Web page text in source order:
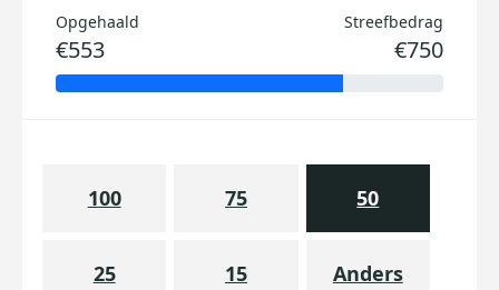
Opgehaald
€553
Streefbedrag
€750
100 75 50
25 15 Anders